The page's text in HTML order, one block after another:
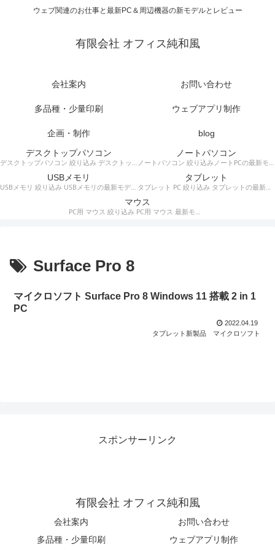
ウェブ関連のお仕事と最新PC＆周辺機器の新モデルとレビュー
有限会社 オフィス純和風
会社案内 お問い合わせ
多品種・少量印刷 ウェブアプリ制作
企画・制作
blog
デスクトップパソコン
デスクトップパソコン 絞り込み デスクトップPCの最新モデルやスペック・仕様に関する情報。
ノートパソコン
ノートパソコン 絞り込みノートPCの最新モデルやスペック・仕様に関する情報。
USBメモリ
USBメモリ 絞り込み USBメモリの最新モデルやスペック・仕様に関する情報。
タブレット
タブレット PC 絞り込み タブレットの最新モデルやスペック・仕様に関する情報。
マウス
PC用 マウス 絞り込み PC用 マウス 最新モデルやスペック・仕様に関する情報。ワイヤレスマウス、有線マウス、接続タイプなど。
Surface Pro 8
マイクロソフト Surface Pro 8 Windows 11 搭載 2 in 1
PC
2022.04.19
タブレット新製品
マイクロソフト
スポンサーリンク
有限会社 オフィス純和風
会社案内
お問い合わせ
多品種・少量印刷
ウェブアプリ制作